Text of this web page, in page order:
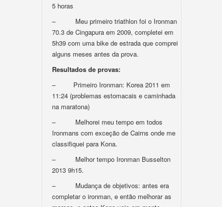
5 horas
– Meu primeiro triathlon foi o Ironman
70.3 de Cingapura em 2009, completei em
5h39 com uma bike de estrada que comprei
alguns meses antes da prova.
Resultados de provas:
– Primeiro Ironman: Korea 2011 em
11:24 (problemas estomacais e caminhada
na maratona)
– Melhorei meu tempo em todos
Ironmans com exceção de Cairns onde me
classifiquei para Kona.
– Melhor tempo Ironman Busselton
2013 9h15.
– Mudança de objetivos: antes era
completar o ironman, e então melhorar as